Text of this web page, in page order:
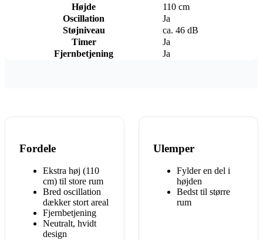
Højde
110 cm
Oscillation
Ja
Støjniveau
ca. 46 dB
Timer
Ja
Fjernbetjening
Ja
Fordele
Ekstra høj (110
cm) til store rum
Bred oscillation
dækker stort areal
Fjernbetjening
Neutralt, hvidt
design
Ulemper
Fylder en del i
højden
Bedst til større
rum